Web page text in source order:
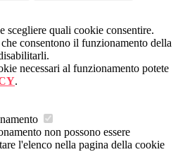
scegliere quali cookie consentire.
consentono il funzionamento della
necessari al funzionamento potete
.
non possono essere
l'elenco nella pagina della cookie